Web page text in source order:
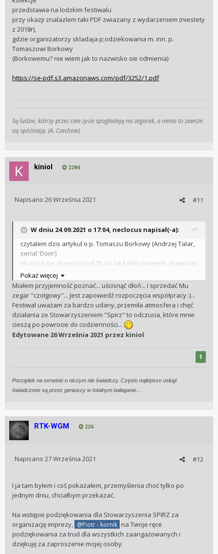
przedstawia na lodzkim festiwalu
przy okazji znalazlem taki PDF zwiazany z wydarzeniem (niestety
z 2018r),
gdzie organizatorzy skladaja p;odziekowania m. inn. p.
Tomaszowi Borkowy
(Borkowemu? nie wiem jak to nazwisko sie odmienia)
https://se-pdf.s3.amazonaws.com/pdf/3252/1.pdf
Są ludzie, którzy przez całe życie spogladają na zegarek, a mimo to zawsze
się spóźniają. (A. Czechow)
kiniol 2284
#11
Napisano 26 Września 2021
W dniu 24.09.2021 o 17:04, neclocus napisał(-a):
czytalem dzis artykul o p. Tomaszu Borkowy (Andrzej Talar,
serial 'Dom')
okazuje sie ze jest on od 25-ciu lat kolekcjonerem zegarkow
mechanicznych
i we wspolpracy z zaprzyjaznionym zegarmistrzem Colin'em
Graham'em
ruchomil mikrobrand Scotland Watch Company ktorego
pierwsza kolekcje
przedstawia na lodzkim festiwalu
przy okazji znalazlem taki PDF zwiazany z wydarzeniem
(niestety z 2018r),
https://se-pdf.s3.amazonaws.com/pdf/3252/1.pdf
Pokaż więcej
Miałem przyjemność poznać... uścisnąć dłoń... i sprzedać Mu
zegar "czołgowy"... Jest zapowiedź rozpoczęcia współpracy :)...
Festiwal uważam za bardzo udany, przemiła atmosfera i chęć
działania ze Stowarzyszeniem "Spirz" to odczucia, które mnie
cieszą po powrocie do codzienności...
Edytowane 26 Września 2021 przez kiniol
1
Porządek na serwisie o niczym nie świadczy. Często najlepsze usługi
świadczone są przez geniuszy w totalnym bałaganie…
RTK-WGM 226
#12
Napisano 27 Września 2021
I ja tam byłem i coś pokazałem, przemyślenia choć tylko po
jednym dniu, chciałbym przekazać.
Na wstępie podziękowania dla Stowarzyszenia SPIRZ za
organizację imprezy,
@Piotr - kornik na Twoje ręce
podziękowania za trud dla wszystkich zaangażowanych i
dziękuję za zaproszenie mojej osoby.